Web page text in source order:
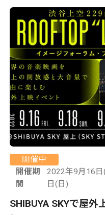
開催中
開催期
間
2022年9月16
日(日)
SHIBUYA SKYで屋外